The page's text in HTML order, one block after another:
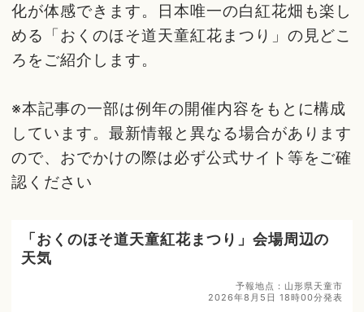
化が体感できます。日本唯一の白紅花畑も楽し
める「おくのほそ道天童紅花まつり」の見どこ
ろをご紹介します。
※本記事の一部は例年の開催内容をもとに構成
しています。最新情報と異なる場合があります
ので、おでかけの際は必ず公式サイト等をご確
認ください
「おくのほそ道天童紅花まつり」会場周辺の
天気
予報地点：山形県天童市
2026年8月5日 18時00分発表